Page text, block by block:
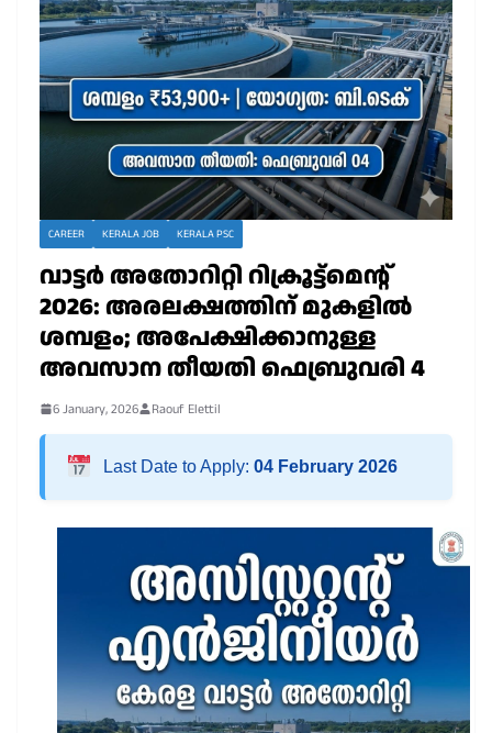
CAREER KERALA JOB KERALA PSC
വാട്ടർ അതോറിറ്റി റിക്രൂട്ട്മെന്റ്
2026: അരലക്ഷത്തിന് മുകളിൽ
ശമ്പളം; അപേക്ഷിക്കാനുള്ള
അവസാന തീയതി ഫെബ്രുവരി 4
6 January, 2026 Raouf Elettil
Last Date to Apply: 04 February 2026